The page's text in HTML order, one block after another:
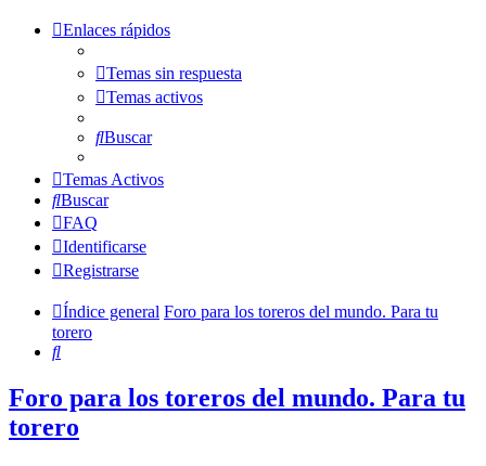
Enlaces rápidos
Temas sin respuesta
Temas activos
Buscar
Temas Activos
Buscar
FAQ
Identificarse
Registrarse
Índice general Foro para los toreros del mundo. Para tu
torero
Buscar
Foro para los toreros del mundo. Para tu
torero